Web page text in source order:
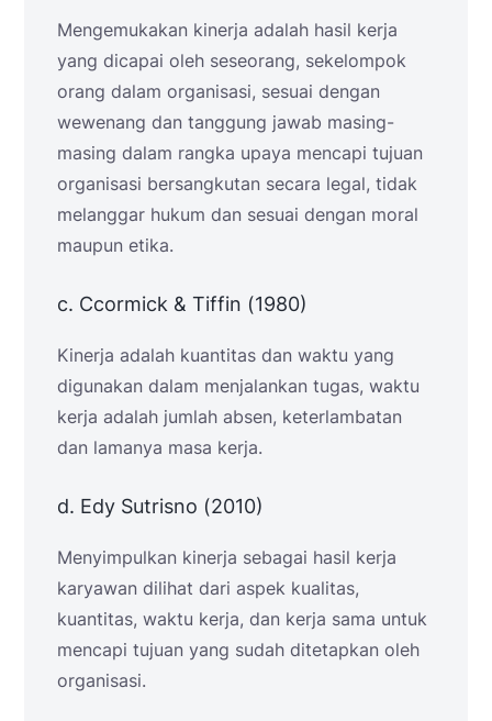
Mengemukakan kinerja adalah hasil kerja
yang dicapai oleh seseorang, sekelompok
orang dalam organisasi, sesuai dengan
wewenang dan tanggung jawab masing-
masing dalam rangka upaya mencapi tujuan
organisasi bersangkutan secara legal, tidak
melanggar hukum dan sesuai dengan moral
maupun etika.
c. Ccormick & Tiffin (1980)
Kinerja adalah kuantitas dan waktu yang
digunakan dalam menjalankan tugas, waktu
kerja adalah jumlah absen, keterlambatan
dan lamanya masa kerja.
d. Edy Sutrisno (2010)
Menyimpulkan kinerja sebagai hasil kerja
karyawan dilihat dari aspek kualitas,
kuantitas, waktu kerja, dan kerja sama untuk
mencapi tujuan yang sudah ditetapkan oleh
organisasi.